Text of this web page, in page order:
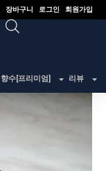
장바구니 로그인 회원가입
향수[프리미엄] 리뷰